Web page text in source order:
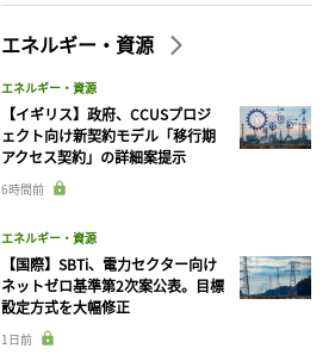
エネルギー・資源
エネルギー・資源
【イギリス】政府、CCUSプロジ
ェクト向け新契約モデル「移行期
アクセス契約」の詳細案提示
6時間前
エネルギー・資源
【国際】SBTi、電力セクター向け
ネットゼロ基準第2次案公表。目標
設定方式を大幅修正
1日前